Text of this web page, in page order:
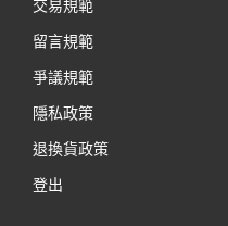
交易規範
留言規範
爭議規範
隱私政策
退換貨政策
登出